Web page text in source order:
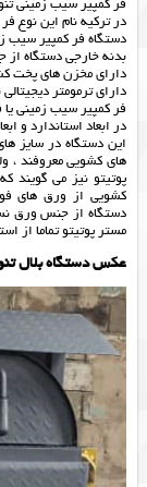
فر کمپیر سیب زمینی
در ترکیه نام این نوع
دستگاه فر کمپیر سیب
بدنه خارجی دستگاه
دارای مخزن های پخت
دارای ترمومتر
فر کمپیر سیب زمینی
در ابعاد استاندارد و
این دستگاه در سایز
های کشویی معروفند ،
پوتیتو نیز می
کشویی از ورق های
دستگاه از جنس ورق
مستر پوتیتو تماما از استیل 304 خشدار
عکس دستگاه بلال